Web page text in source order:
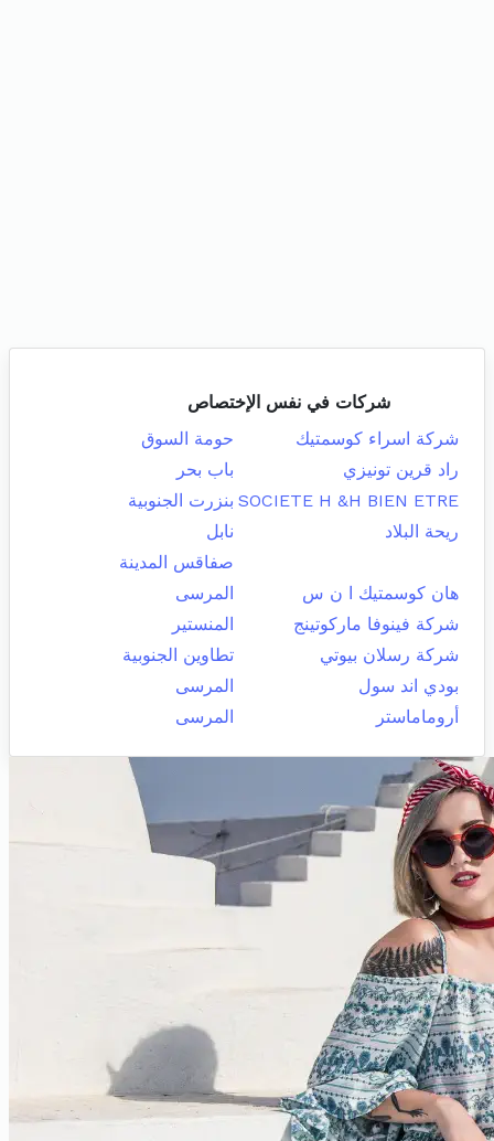
شركات في نفس الإختصاص
شركة اسراء كوسمتيك
حومة السوق
راد قرين تونيزي
باب بحر
SOCIETE H &H BIEN ETRE بنزرت الجنوبية
ريحة البلاد
نابل
صفاقس المدينة
هان كوسمتيك ا ن س
المرسى
شركة فينوفا ماركوتينج
المنستير
شركة رسلان بيوتي
تطاوين الجنوبية
بودي اند سول
المرسى
أروماماستر
المرسى